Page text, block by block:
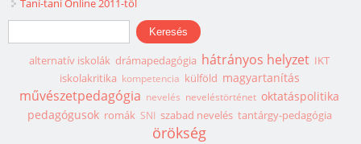
Taní-tani Online 2011-től
Keresés űrlap
Keresés
alternatív iskolák drámapedagógia hátrányos helyzet IKT
iskolakritika kompetencia külföld magyartanítás
művészetpedagógia nevelés neveléstörténet oktatáspolitika
pedagógusok romák SNI szabad nevelés tantárgy-pedagógia
örökség